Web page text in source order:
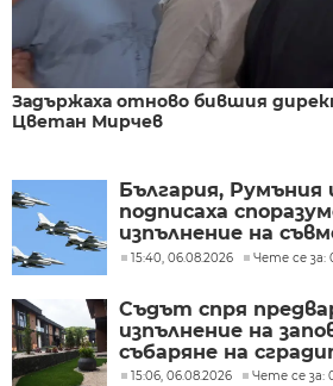
Задържаха отново бившия
Цветан Мирчев
България, Румъния
подписаха
изпълнение на
охрана на
15:40, 06.08.2026 Чете се за:
Съдът спря
изпълнение на
събаряне на
15:06, 06.08.2026 Чете се за: